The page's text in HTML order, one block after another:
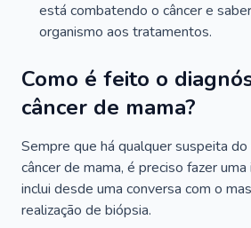
está combatendo o câncer e
organismo aos tratamentos.
Como é feito o
câncer de mama?
Sempre que há qualquer suspeita
câncer de mama, é preciso fazer
inclui desde uma conversa com o
realização de biópsia.